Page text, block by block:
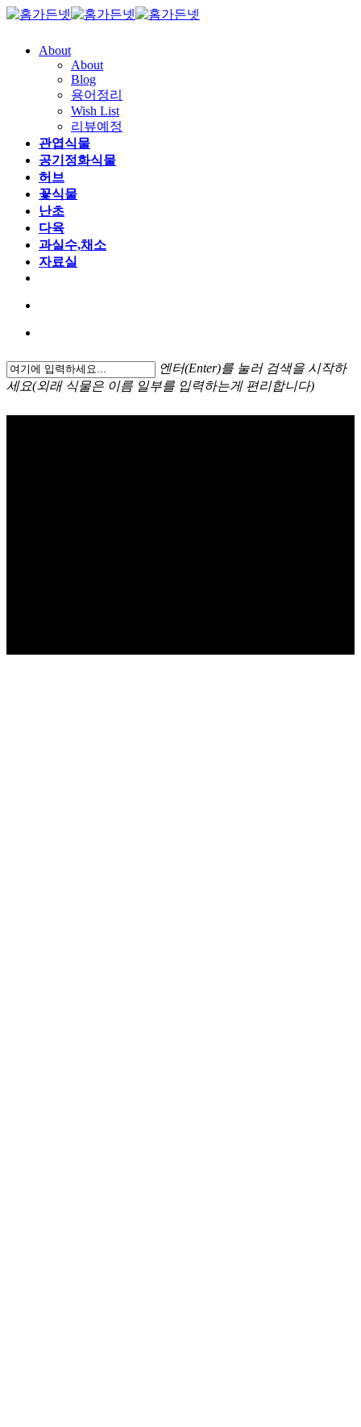
About
About
Blog
용어정리
Wish List
리뷰예정
관엽식물
공기정화식물
허브
꽃식물
난초
다육
과실수,채소
자료실
엔터(Enter)를 눌러 검색을 시작하
세요(외래 식물은 이름 일부를 입력하는게 편리합니다)